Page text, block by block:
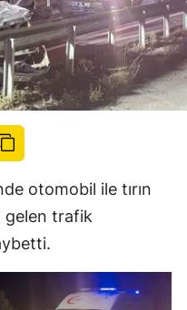
otomobil ile tırın
gelen trafik